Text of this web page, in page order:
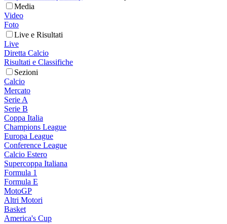
Media
Video
Foto
Live e Risultati
Live
Diretta Calcio
Risultati e Classifiche
Sezioni
Calcio
Mercato
Serie A
Serie B
Coppa Italia
Champions League
Europa League
Conference League
Calcio Estero
Supercoppa Italiana
Formula 1
Formula E
MotoGP
Altri Motori
Basket
America's Cup